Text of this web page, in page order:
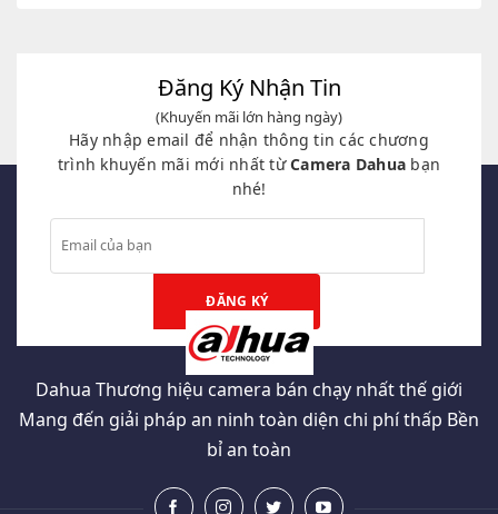
Đăng Ký Nhận Tin
(Khuyến mãi lớn hàng ngày)
Hãy nhập email để nhận thông tin các chương
trình khuyến mãi mới nhất từCamera Dahua bạn
nhé!
Dahua Thương hiệu camera bán chạy nhất thế giới
Mang đến giải pháp an ninh toàn diện chi phí thấp Bền
bỉ an toàn